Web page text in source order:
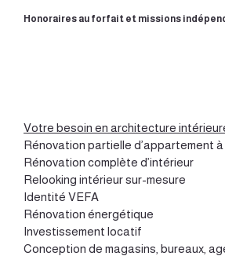
Honoraires au forfait et missions
Votre besoin en architecture
Rénovation partielle d’appartement à
Rénovation complète d’intérieur
Relooking intérieur sur-mesure
Identité VEFA
Rénovation énergétique
Investissement locatif
Conception de magasins, bureaux,